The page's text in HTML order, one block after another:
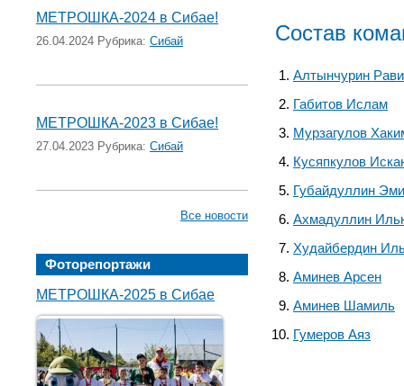
МЕТРОШКА-2024 в Сибае!
26.04.2024 Рубрика: Сибай
МЕТРОШКА-2023 в Сибае!
27.04.2023 Рубрика: Сибай
Все новости
Фоторепортажи
МЕТРОШКА-2025 в Сибае
Состав
Алтынчурин
Габитов Ислам
Мурзагулов
Кусяпкулов
Губайдуллин
Ахмадуллин
Худайбердин
Аминев Арсен
Аминев Шамиль
Гумеров Аяз